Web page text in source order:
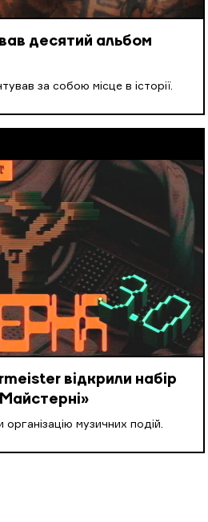
десятий альбом
за собою місце в історії.
відкрили набір
музичних подій.